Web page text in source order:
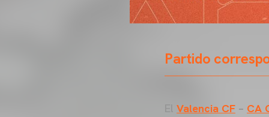
Partido
Valencia CF – CA